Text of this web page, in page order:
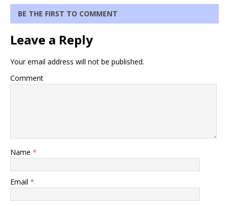
BE THE FIRST TO COMMENT
Leave a Reply
Your email address will not be published.
Comment
Name *
Email *